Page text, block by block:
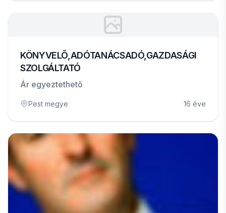
KÖNYVELÕ,ADÓTANÁCSADÓ,GAZDASÁGI
SZOLGÁLTATÓ
Ár egyeztethető
Pest megye 16 éve